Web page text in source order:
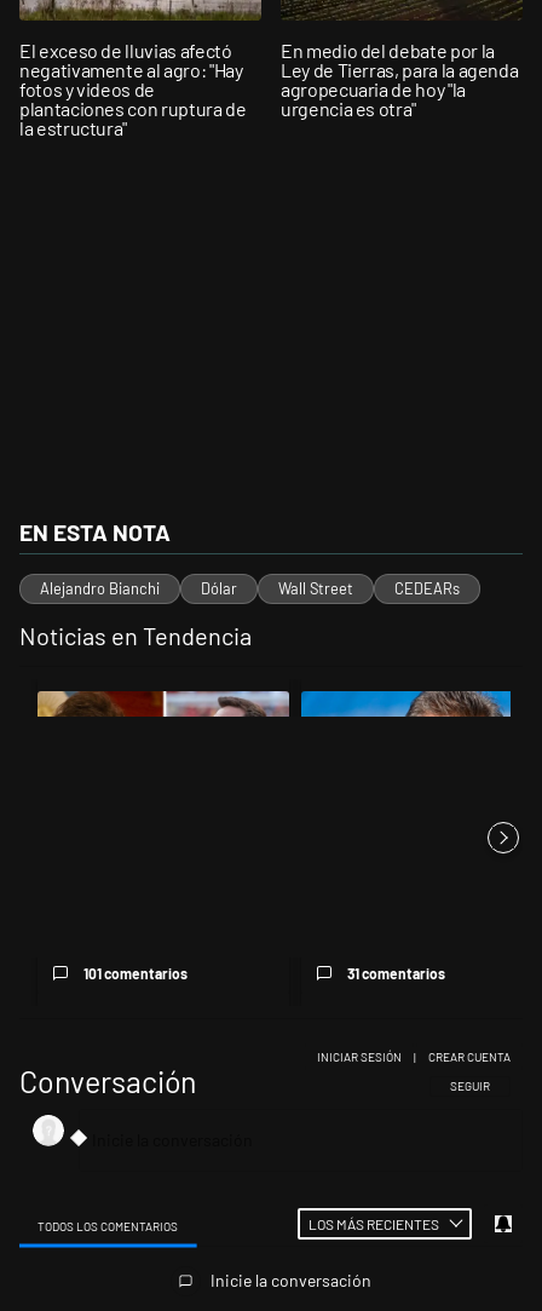
El exceso de lluvias afectó
negativamente al agro: "Hay
fotos y videos de
plantaciones con ruptura de
la estructura"
En medio del debate por la
Ley de Tierras, para la agenda
agropecuaria de hoy "la
urgencia es otra"
EN ESTA NOTA
Alejandro Bianchi Dólar Wall Street CEDEARs
Noticias en Tendencia
Un artículo de tendencia con el título "Milei despidió a Jorge Messi
101 comentarios
Un artículo de tendencia con el
31 comentarios
Conversación SIGA ESTA
SEGUIR
INICIAR SESIÓN | CREAR CUENTA
TODOS LOS COMENTARIOS LOS MÁS RECIENTES
Inicie la conversación